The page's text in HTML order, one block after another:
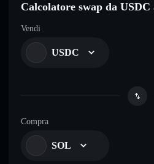
Calcolatore swap da USDC
Vendi
USDC
Compra
SOL